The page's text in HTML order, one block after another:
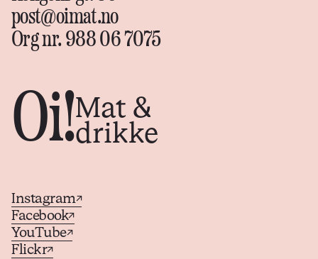
post@oimat.no
Org nr. 988 06 7075
Instagram↗
Facebook↗
YouTube↗
Flickr↗
Oi!Mat &
drikke